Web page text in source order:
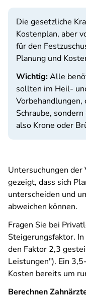
Die gesetzliche
Kostenplan, aber
für den
Planung und
Wichtig:Alle
sollten im Heil-
Schraube,
also Krone oder
Untersuchungen der
gezeigt, dass sich
unterscheiden und
abweichen können.
Fragen Sie bei
Steigerungsfaktor.
den Faktor 2,3
Leistungen"). Ein
Kosten bereits um
Berechnen